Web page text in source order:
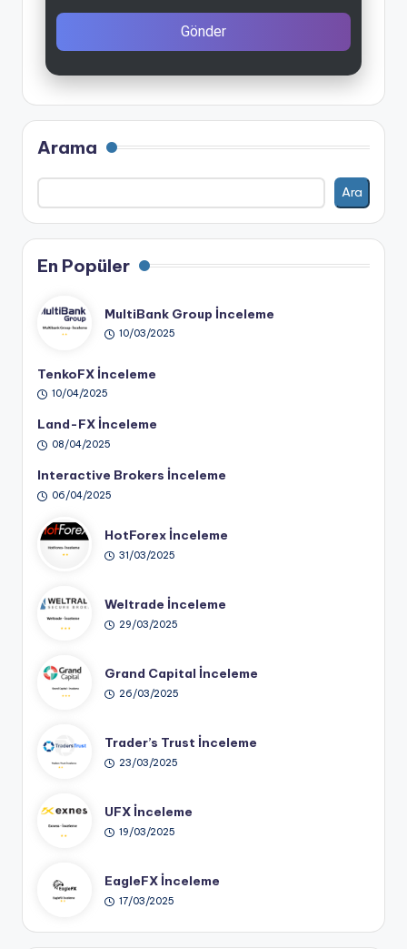
Gönder
Arama
Ara
En Popüler
MultiBank Group İnceleme
10/03/2025
TenkoFX İnceleme
10/04/2025
Land-FX İnceleme
08/04/2025
Interactive Brokers İnceleme
06/04/2025
HotForex İnceleme
31/03/2025
Weltrade İnceleme
29/03/2025
Grand Capital İnceleme
26/03/2025
Trader’s Trust İnceleme
23/03/2025
UFX İnceleme
19/03/2025
EagleFX İnceleme
17/03/2025